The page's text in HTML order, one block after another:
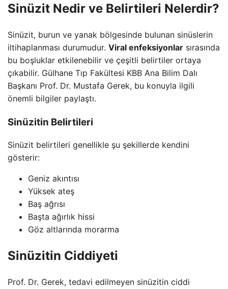
Sinüzit Nedir ve Belirtileri Nelerdir?
Sinüzit, burun ve yanak bölgesinde bulunan sinüslerin
iltihaplanması durumudur. Viral enfeksiyonlar sırasında
bu boşluklar etkilenebilir ve çeşitli belirtiler ortaya
çıkabilir. Gülhane Tıp Fakültesi KBB Ana Bilim Dalı
Başkanı Prof. Dr. Mustafa Gerek, bu konuyla ilgili
önemli bilgiler paylaştı.
Sinüzitin Belirtileri
Sinüzit belirtileri genellikle şu şekillerde kendini
gösterir:
Geniz akıntısı
Yüksek ateş
Baş ağrısı
Başta ağırlık hissi
Göz altlarında morarma
Sinüzitin Ciddiyeti
Prof. Dr. Gerek, tedavi edilmeyen sinüzitin ciddi